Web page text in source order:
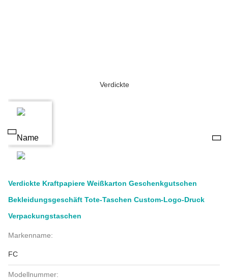
Verdickte Kraftpapiere Weißkarton Geschenkgutschen
Bekleidungsgeschäft Tote-Taschen Custom-Logo-Druck
Verpackungstaschen
Markenname:
FC
Modellnummer: